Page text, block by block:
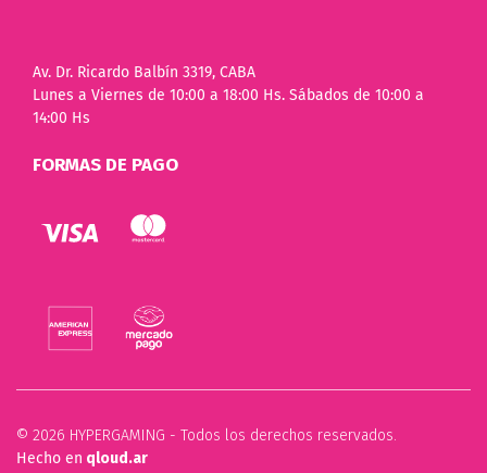
Av. Dr. Ricardo Balbín 3319, CABA
Lunes a Viernes de 10:00 a 18:00 Hs. Sábados de 10:00 a
14:00 Hs
FORMAS DE PAGO
© 2026 HYPERGAMING - Todos los derechos reservados.
Hecho en qloud.ar